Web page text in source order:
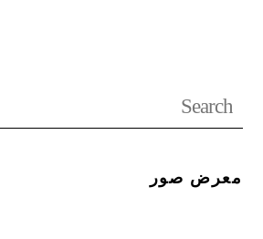
معرض صور